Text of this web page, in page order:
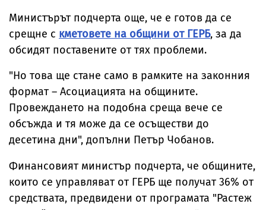
Министърът подчерта още, че е готов да се
срещне с кметовете на общини от ГЕРБ, за да
обсидят поставените от тях проблеми.
"Но това ще стане само в рамките на законния
формат – Асоциацията на общините.
Провеждането на подобна среща вече се
обсъжда и тя може да се осъществи до
десетина дни", допълни Петър Чобанов.
Финансовият министър подчерта, че общините,
които се управляват от ГЕРБ ще получат 36% от
средствата, предвидени от програмата "Растеж